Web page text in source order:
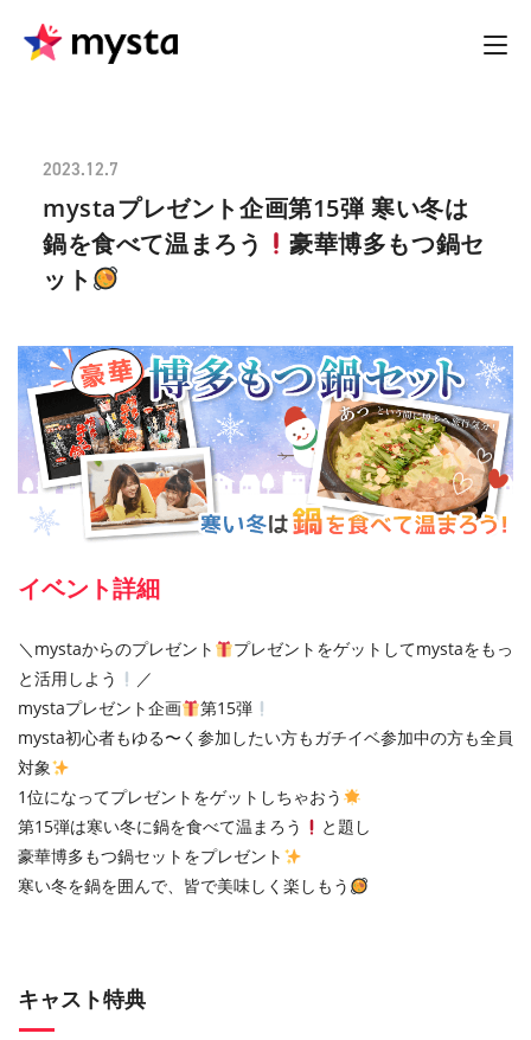
2023.12.7
mystaプレゼント企画第15弾 寒い冬は
鍋を食べて温まろう
豪華博多もつ鍋セ
ット
イベント詳細
＼mystaからのプレゼント
プレゼントをゲットしてmystaをもっ
と活用しよう
／
mystaプレゼント企画
第15弾
mysta初心者もゆる〜く参加したい方もガチイベ参加中の方も全員
対象
1位になってプレゼントをゲットしちゃおう
第15弾は寒い冬に鍋を食べて温まろう
と題し
豪華博多もつ鍋セットをプレゼント
寒い冬を鍋を囲んで、皆で美味しく楽しもう
キャスト特典